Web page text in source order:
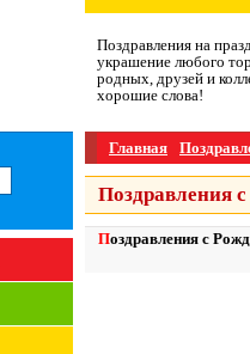
Поздравления на
украшение любого
родных, друзей и
хорошие слова!
Главная
Поздравления
Поздравления с